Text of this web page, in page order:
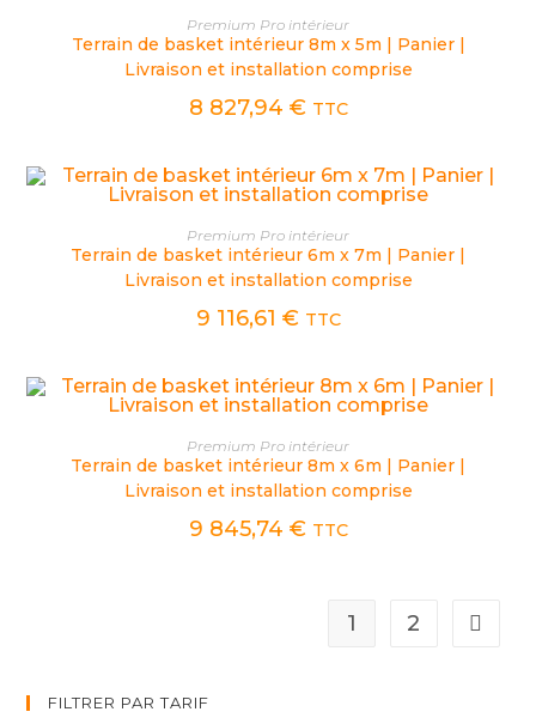
CHOIX DES OPTIONS
Premium Pro intérieur
Terrain de basket intérieur 8m x 5m | Panier |
Livraison et installation comprise
8 827,94 € TTC
CHOIX DES OPTIONS
Premium Pro intérieur
Terrain de basket intérieur 6m x 7m | Panier |
Livraison et installation comprise
9 116,61 € TTC
CHOIX DES OPTIONS
Premium Pro intérieur
Terrain de basket intérieur 8m x 6m | Panier |
Livraison et installation comprise
9 845,74 € TTC
1 2
FILTRER PAR TARIF